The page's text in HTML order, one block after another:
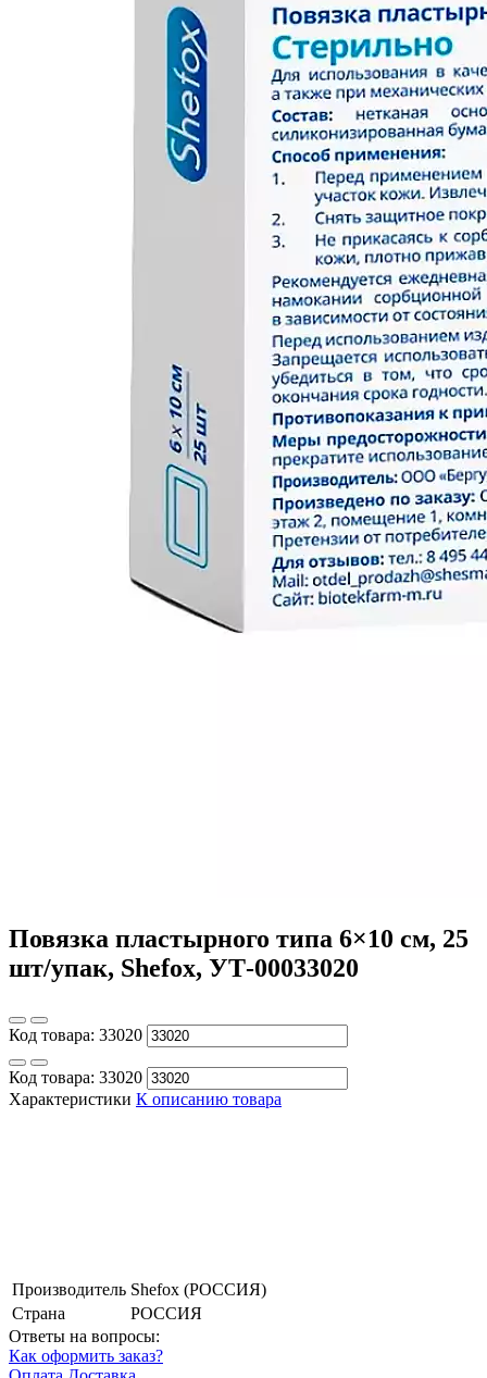
Повязка пластырного типа 6×10 см, 25
шт/упак, Shefox, УТ-00033020
Код товара: 33020
Код товара: 33020
Характеристики К описанию товара
Производитель Shefox (РОССИЯ)
Страна
РОССИЯ
Ответы на вопросы:
Как оформить заказ?